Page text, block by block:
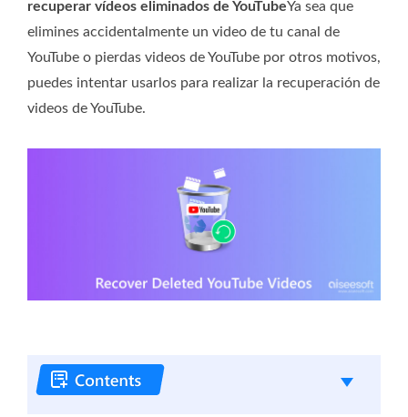
recuperar vídeos eliminados de YouTubeYa sea que
elimines accidentalmente un video de tu canal de
YouTube o pierdas videos de YouTube por otros motivos,
puedes intentar usarlos para realizar la recuperación de
videos de YouTube.